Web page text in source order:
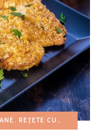
REȚETE CU BUGET REDUS